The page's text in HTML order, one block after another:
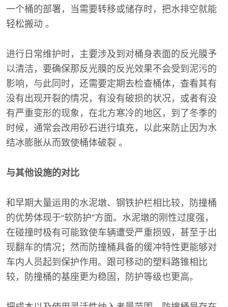
一个桶的部署，当需要转移或储存时，把水排空就能
轻松搬动 。
进行日常维护时，主要涉及到对桶身表面的反光膜予
以清洁，要确保那反光膜的反光效果不会受到泥污的
影响，与此同时，还需要定期去检查桶体，查看其有
没有出现开裂的情况，有没有破损的状况，或者有没
有严重变形的现象，在北方寒冷的地区，到了冬季的
时候，通常会改用砂石进行填充，以此来防止因为水
结冰膨胀从而致使桶体破裂 。
与其他设施的对比
和早期大量运用的水泥墩、钢铁护栏相比较，防撞桶
的优势体现于“软防护”方面。水泥墩的刚性过度强，
在碰撞时极有可能致使车辆遭受严重损毁，甚至于出
现翻车的情况；然而防撞桶具备的缓冲特性更能够对
车内人员起到保护作用。跟可移动的塑料路锥相比
较，防撞桶的基座更为稳固，防护等级也更高。